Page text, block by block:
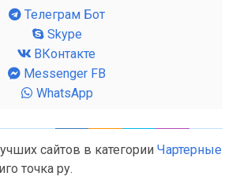
Телеграм Бот
Skype
ВКонтакте
Messenger FB
WhatsApp
сайтов в категории Чартерные
точка ру.